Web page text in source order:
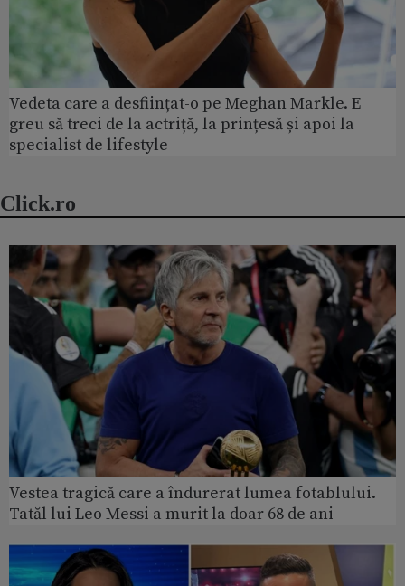
Vedeta care a desființat-o pe Meghan Markle. E
greu să treci de la actriță, la prințesă și apoi la
specialist de lifestyle
Click.ro
Vestea tragică care a îndurerat lumea fotablului.
Tatăl lui Leo Messi a murit la doar 68 de ani